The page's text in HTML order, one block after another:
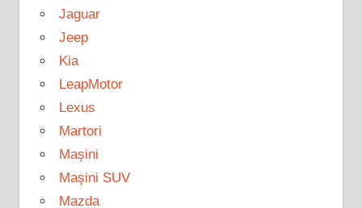
Jaguar
Jeep
Kia
LeapMotor
Lexus
Martori
Mașini
Mașini SUV
Mazda